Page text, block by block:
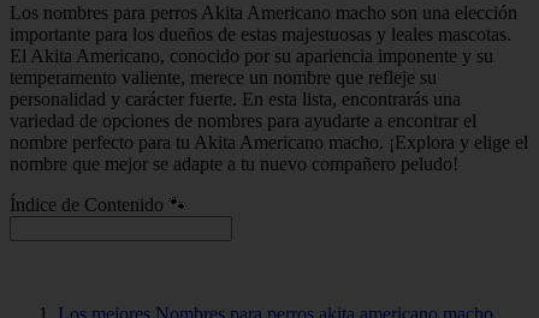
Los nombres para perros Akita Americano macho son una elección
importante para los dueños de estas majestuosas y leales mascotas.
El Akita Americano, conocido por su apariencia imponente y su
temperamento valiente, merece un nombre que refleje su
personalidad y carácter fuerte. En esta lista, encontrarás una
variedad de opciones de nombres para ayudarte a encontrar el
nombre perfecto para tu Akita Americano macho. ¡Explora y elige el
nombre que mejor se adapte a tu nuevo compañero peludo!
Índice de Contenido 🐾
Los mejores Nombres para perros akita americano macho